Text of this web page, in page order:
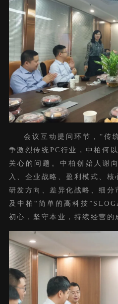
会议互动提问环节，“传
争激烈传统PC行业，中柏何
关心的问题。中柏创始人谢
入、企业战略、盈利模式、
研发方向、差异化战略、细分
及中柏“简单的高科技
初心，坚守本业，持续经营的